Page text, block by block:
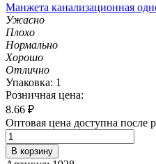
Манжета канализационная
Ужасно
Плохо
Нормально
Хорошо
Отлично
Упаковка: 1
Розничная цена:
8.66 ₽
Оптовая цена доступна после
В корзину